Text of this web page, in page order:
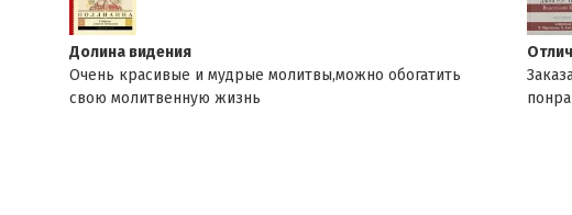
Долина видения
Очень красивые и мудрые молитвы,можно обогатить
свою молитвенную жизнь